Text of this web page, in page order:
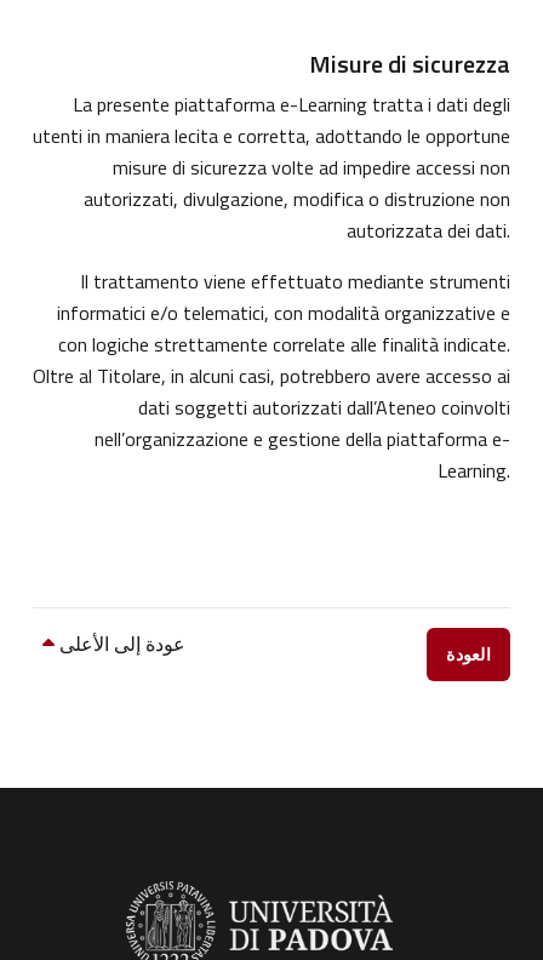
Misure di sicurezza
La presente piattaforma e-Learning tratta i dati degli
utenti in maniera lecita e corretta, adottando le opportune
misure di sicurezza volte ad impedire accessi non
autorizzati, divulgazione, modifica o distruzione non
autorizzata dei dati.
Il trattamento viene effettuato mediante strumenti
informatici e/o telematici, con modalità organizzative e
con logiche strettamente correlate alle finalità indicate.
Oltre al Titolare, in alcuni casi, potrebbero avere accesso ai
dati soggetti autorizzati dall’Ateneo coinvolti
nell’organizzazione e gestione della piattaforma e-
Learning.
العودة عودة إلى الأعلى